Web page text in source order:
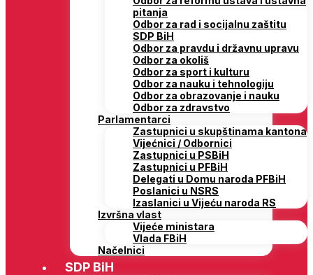
pitanja
Odbor za rad i socijalnu zaštitu
SDP BiH
Odbor za pravdu i državnu upravu
Odbor za okoliš
Odbor za sport i kulturu
Odbor za nauku i tehnologiju
Odbor za obrazovanje i nauku
Odbor za zdravstvo
Parlamentarci
Zastupnici u skupštinama kantona
Vijećnici / Odbornici
Zastupnici u PSBiH
Zastupnici u PFBiH
Delegati u Domu naroda PFBiH
Poslanici u NSRS
Izaslanici u Vijeću naroda RS
Izvršna vlast
Vijeće ministara
Vlada FBiH
Načelnici
SDP BiH